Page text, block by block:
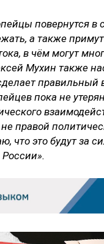
повернутся в
а также
в чём могут
Мухин также
правильный
пока не
правой
что это будут за